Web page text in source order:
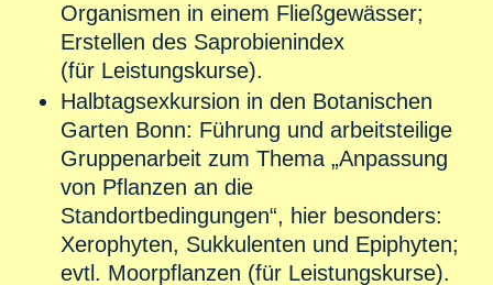
Organismen in einem Fließgewässer;
Erstellen des Saprobienindex
(für Leistungskurse).
Halbtagsexkursion in den Botanischen
Garten Bonn: Führung und arbeitsteilige
Gruppenarbeit zum Thema „Anpassung
von Pflanzen an die
Standortbedingungen“, hier besonders:
Xerophyten, Sukkulenten und Epiphyten;
evtl. Moorpflanzen (für Leistungskurse).